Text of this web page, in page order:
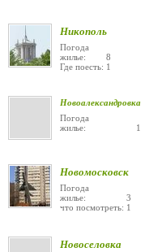
Никополь
Погода
жилье: 8
Где поесть: 1
Новоалександровка
Погода
жилье: 1
Новомосковск
Погода
жилье: 3
что посмотреть: 1
Новоселовка